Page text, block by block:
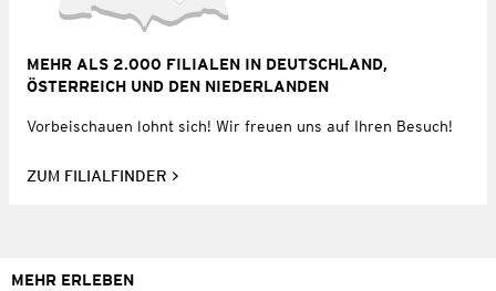
MEHR ALS 2.000 FILIALEN IN DEUTSCHLAND,
ÖSTERREICH UND DEN NIEDERLANDEN
Vorbeischauen lohnt sich! Wir freuen uns auf Ihren Besuch!
ZUM FILIALFINDER
MEHR ERLEBEN